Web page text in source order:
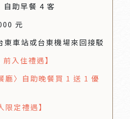
自助早餐 4 客
元
車站或台東機場來回接駁
入住禮遇】
廳〉自助晚餐買 1 送 1 優
限定禮遇】